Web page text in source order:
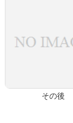
その後